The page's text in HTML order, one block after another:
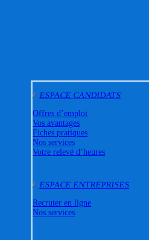
/ ESPACE CANDIDATS
Offres d’emploi
Vos avantages
Fiches pratiques
Nos services
Votre relevé d’heures
/ ESPACE ENTREPRISES
Recruter en ligne
Nos services